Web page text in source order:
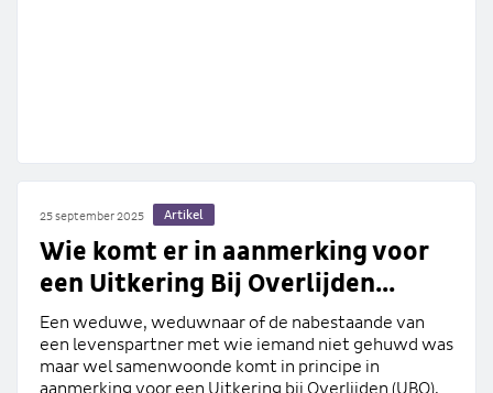
25 september 2025 Artikel
Wie komt er in aanmerking voor
een Uitkering Bij Overlijden...
Een weduwe, weduwnaar of de nabestaande van
een levenspartner met wie iemand niet gehuwd was
maar wel samenwoonde komt in principe in
aanmerking voor een Uitkering bij Overlijden (UBO),